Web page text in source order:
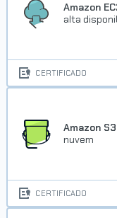
Amazon
alta
CERTIFICADO
Amazon
nuvem
CERTIFICADO